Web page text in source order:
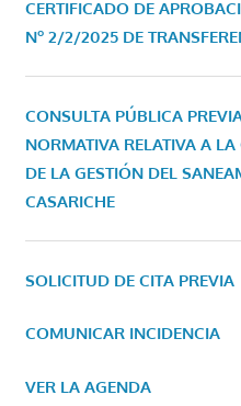
CERTIFICADO DE
Nº 2/2/2025 DE
CONSULTA PÚBLICA
NORMATIVA RELATIVA A
DE LA GESTIÓN DEL
CASARICHE
SOLICITUD DE CITA PREVIA
COMUNICAR INCIDENCIA
VER LA AGENDA